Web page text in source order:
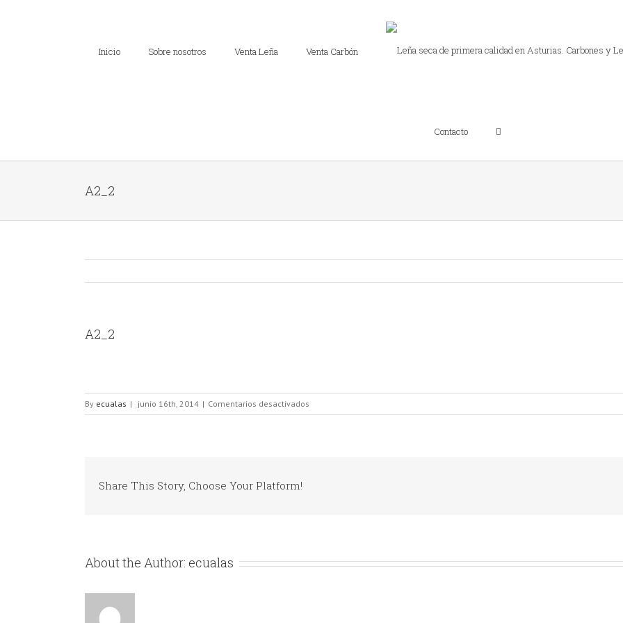
Inicio Sobre nosotros Venta Leña Venta Carbón
Contacto
A2_2
A2_2
By ecualas | junio 16th, 2014 | Comentarios desactivados
A2_2
Share This Story, Choose Your Platform!
About the Author: ecualas